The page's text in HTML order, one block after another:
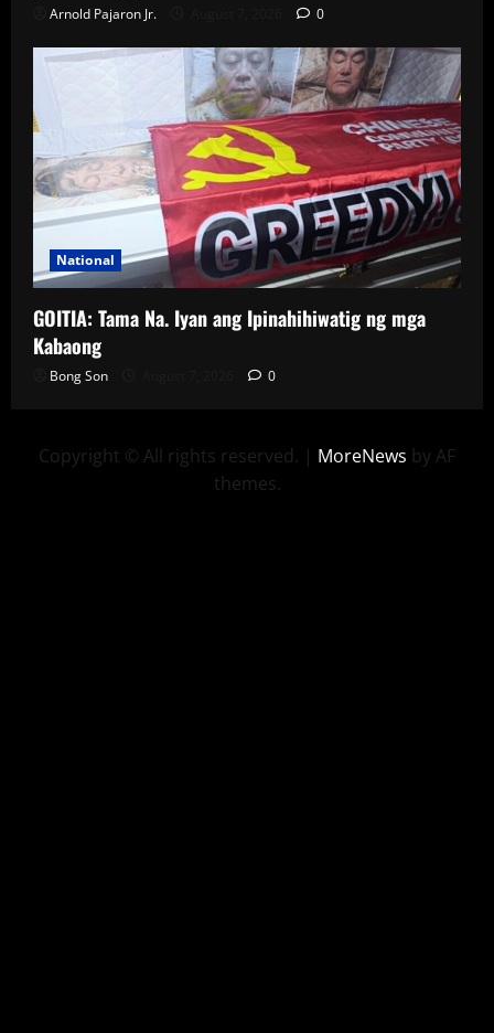
Arnold Pajaron Jr. 0
National
GOITIA: Tama Na. Iyan ang Ipinahihiwatig ng mga
Kabaong
Bong Son 0
Copyright © All rights reserved. | MoreNews by AF
themes.